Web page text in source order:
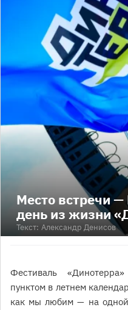
Место встречи
день из жизни
Текст: Александр Денисов
Фестиваль
пунктом в летнем
как мы любим — на одной